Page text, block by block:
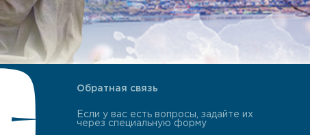
Обратная связь
Если у вас есть вопросы, задайте их
через специальную форму